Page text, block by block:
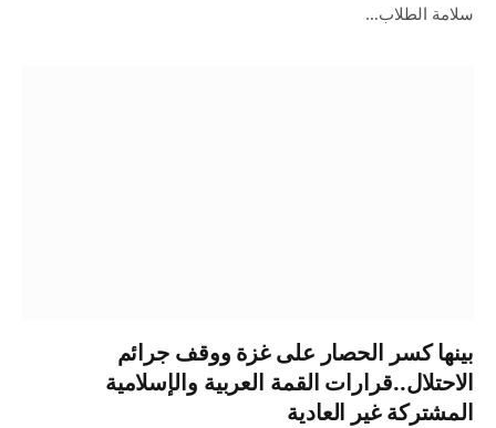
سلامة الطلاب…
بينها كسر الحصار على غزة ووقف جرائم
الاحتلال..قرارات القمة العربية والإسلامية
المشتركة غير العادية